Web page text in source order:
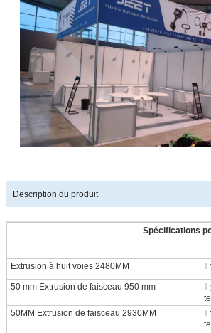
Description du produit
Spécifications
Extrusion à huit voies 2480MM Il
50 mm Extrusion de faisceau 950 mm
Il
50MM Extrusion de faisceau 2930MM
Il